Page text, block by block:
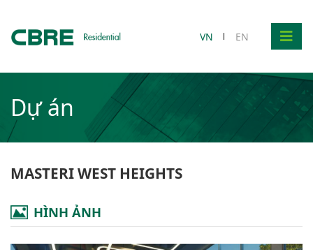
VN EN
Dự án
MASTERI WEST HEIGHTS
HÌNH ẢNH